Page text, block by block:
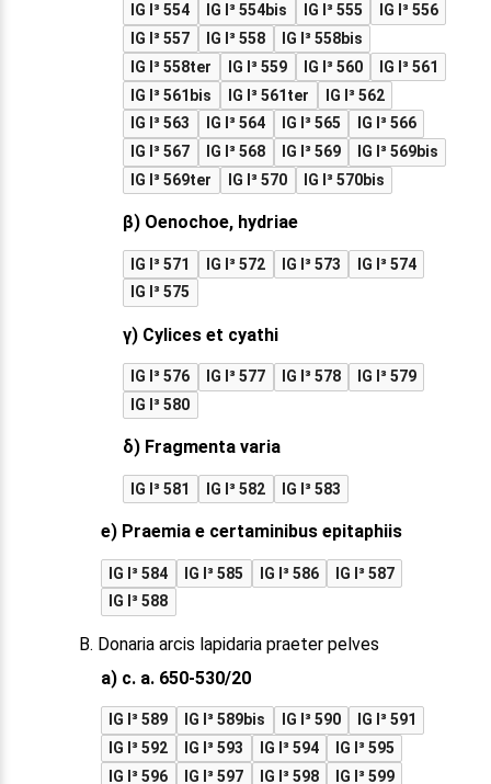
IG I³ 554
IG I³ 554bis IG I³ 555
IG I³ 556
IG I³ 557
IG I³ 558
IG I³ 558bis
IG I³ 558ter
IG I³ 559 IG I³ 560
IG I³ 561
IG I³ 561bis
IG I³ 561ter
IG I³ 562
IG I³ 563
IG I³ 564 IG I³ 565
IG I³ 566
IG I³ 567
IG I³ 568 IG I³ 569
IG I³ 569bis
IG I³ 569ter
IG I³ 570 IG I³ 570bis
β) Oenochoe, hydriae
IG I³ 571 IG I³ 572 IG I³ 573
IG I³ 574
IG I³ 575
γ) Cylices et cyathi
IG I³ 576 IG I³ 577 IG I³ 578
IG I³ 579
IG I³ 580
δ) Fragmenta varia
IG I³ 581 IG I³ 582 IG I³ 583
e) Praemia e certaminibus epitaphiis
IG I³ 584 IG I³ 585 IG I³ 586
IG I³ 587
IG I³ 588
B. Donaria arcis lapidaria praeter pelves
a) c. a. 650-530/20
IG I³ 589 IG I³ 589bis IG I³ 590
IG I³ 591
IG I³ 592
IG I³ 593 IG I³ 594
IG I³ 595
IG I³ 596
IG I³ 597 IG I³ 598 IG I³ 599